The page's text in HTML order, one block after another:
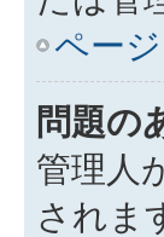
ペー
問題の
管理人
されま